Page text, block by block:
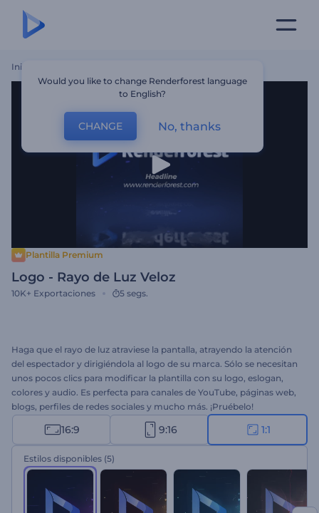
Inicio
Plantilla Premium
Logo - Rayo de Luz Veloz
10K+ Exportaciones 5 segs.
Haga que el rayo de luz atraviese la pantalla, atrayendo la atención
del espectador y dirigiéndola al logo de su marca. Sólo se necesitan
unos pocos clics para modificar la plantilla con su logo, eslogan,
colores y audio. Es perfecta para canales de YouTube, páginas web,
blogs, perfiles de redes sociales y mucho más. ¡Pruébelo!
16:9 9:16 1:1
Estilos disponibles (5)
Would you like to change Renderforest language
to English?
CHANGE No, thanks